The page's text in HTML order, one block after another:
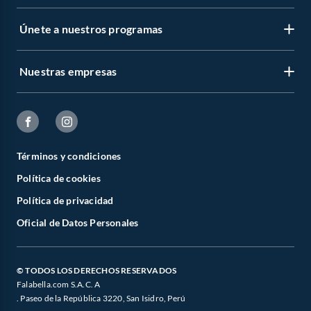
Únete a nuestros programas
Nuestras empresas
Términos y condiciones
Política de cookies
Política de privacidad
Oficial de Datos Personales
© TODOS LOS DERECHOS RESERVADOS
Falabella.com S.A.C. A
. Paseo de la República 3220, San Isidro, Perú